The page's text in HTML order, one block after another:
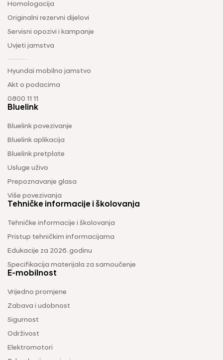
Homologacija
Originalni rezervni dijelovi
Servisni opozivi i kampanje
Uvjeti jamstva
Hyundai mobilno jamstvo
Akt o podacima
0800 11 11
Bluelink
Bluelink povezivanje
Bluelink aplikacija
Bluelink pretplate
Usluge uživo
Prepoznavanje glasa
Više povezivanja
Tehničke informacije i školovanja
Tehničke informacije i školovanja
Pristup tehničkim informacijama
Edukacije za 2026. godinu
Specifikacija materijala za samoučenje
E-mobilnost
Vrijedno promjene
Zabava i udobnost
Sigurnost
Održivost
Elektromotori